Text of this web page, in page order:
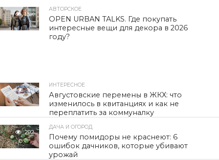
1.5K
АВТОРСКОЕ
OPEN URBAN TALKS. Где покупать
интересные вещи для декора в 2026
году?
301
ИНТЕРЕСНОЕ
Августовские перемены в ЖКХ: что
изменилось в квитанциях и как не
переплатить за коммуналку
292
ДАЧА И ОГОРОД
Почему помидоры не краснеют: 6
ошибок дачников, которые убивают
урожай